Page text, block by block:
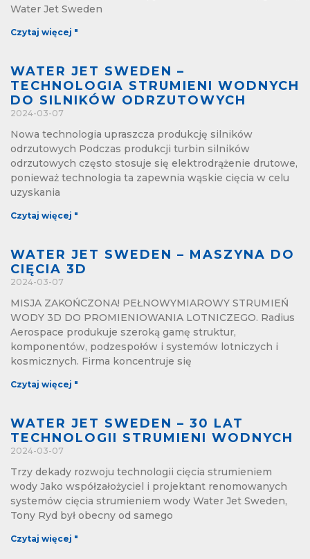
Water Jet Sweden
Czytaj więcej "
WATER JET SWEDEN –
TECHNOLOGIA STRUMIENI WODNYCH
DO SILNIKÓW ODRZUTOWYCH
2024-03-07
Nowa technologia upraszcza produkcję silników
odrzutowych Podczas produkcji turbin silników
odrzutowych często stosuje się elektrodrążenie drutowe,
ponieważ technologia ta zapewnia wąskie cięcia w celu
uzyskania
Czytaj więcej "
WATER JET SWEDEN – MASZYNA DO
CIĘCIA 3D
2024-03-07
MISJA ZAKOŃCZONA! PEŁNOWYMIAROWY STRUMIEŃ
WODY 3D DO PROMIENIOWANIA LOTNICZEGO. Radius
Aerospace produkuje szeroką gamę struktur,
komponentów, podzespołów i systemów lotniczych i
kosmicznych. Firma koncentruje się
Czytaj więcej "
WATER JET SWEDEN – 30 LAT
TECHNOLOGII STRUMIENI WODNYCH
2024-03-07
Trzy dekady rozwoju technologii cięcia strumieniem
wody Jako współzałożyciel i projektant renomowanych
systemów cięcia strumieniem wody Water Jet Sweden,
Tony Ryd był obecny od samego
Czytaj więcej "